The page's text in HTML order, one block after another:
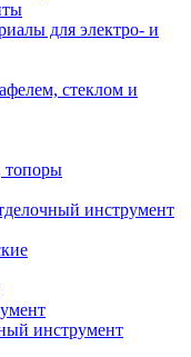
для электро- и
стеклом и
топоры
инструмент
инструмент